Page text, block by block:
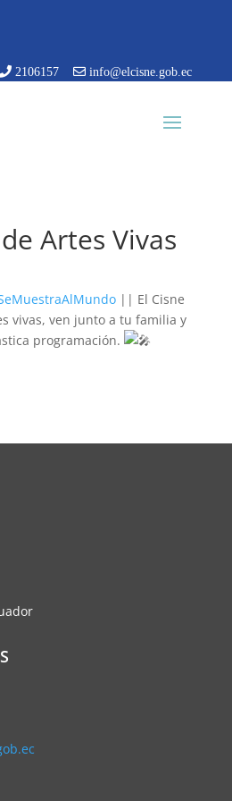
2106157 info@elcisne.gob.ec
Artes Vivas
|| El Cisne
vivas, ven junto a tu familia y
programación.